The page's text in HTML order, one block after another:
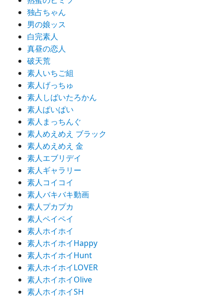
独占ちゃん
男の娘ッス
白完素人
真昼の恋人
破天荒
素人いちご組
素人げっちゅ
素人しばいたろかん
素人ぱいぱい
素人まっちんぐ
素人めえめえ ブラック
素人めえめえ 金
素人エブリデイ
素人ギャラリー
素人コイコイ
素人バキバキ動画
素人プカプカ
素人ペイペイ
素人ホイホイ
素人ホイホイHappy
素人ホイホイHunt
素人ホイホイLOVER
素人ホイホイOlive
素人ホイホイSH